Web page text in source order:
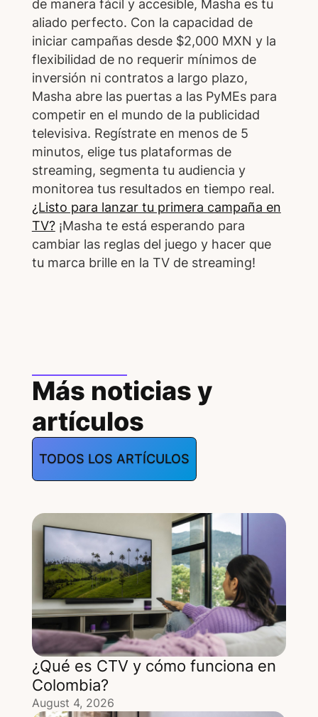
de manera fácil y accesible, Masha es tu
aliado perfecto. Con la capacidad de
iniciar campañas desde $2,000 MXN y la
flexibilidad de no requerir mínimos de
inversión ni contratos a largo plazo,
Masha abre las puertas a las PyMEs para
competir en el mundo de la publicidad
televisiva. Regístrate en menos de 5
minutos, elige tus plataformas de
streaming, segmenta tu audiencia y
monitorea tus resultados en tiempo real.
¿Listo para lanzar tu primera campaña en
TV?¡Masha te está esperando para
cambiar las reglas del juego y hacer que
tu marca brille en la TV de streaming!
Más noticias y
artículos
TODOS LOS ARTÍCULOS
¿Qué es CTV y cómo funciona en
Colombia?
August 4, 2026